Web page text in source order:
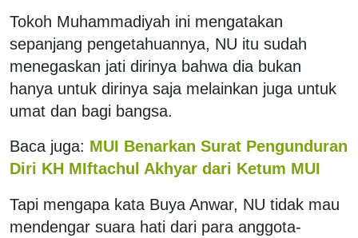
Tokoh Muhammadiyah ini mengatakan
sepanjang pengetahuannya, NU itu sudah
menegaskan jati dirinya bahwa dia bukan
hanya untuk dirinya saja melainkan juga untuk
umat dan bagi bangsa.
Baca juga: MUI Benarkan Surat Pengunduran
Diri KH MIftachul Akhyar dari Ketum MUI
Tapi mengapa kata Buya Anwar, NU tidak mau
mendengar suara hati dari para anggota-